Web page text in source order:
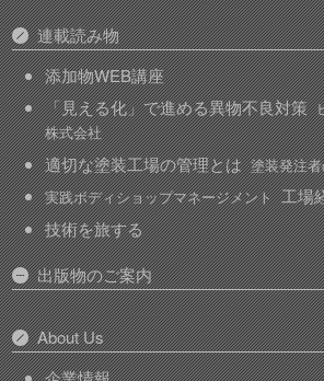
連載読み物
添加物WEB講座
「見える化」で進める異物不良対策
株式会社
適切な塗装工場の管理とは 塗装発注
実践ボディショップマネージメント 工場
技術を旅する
出版物のご案内
About Us